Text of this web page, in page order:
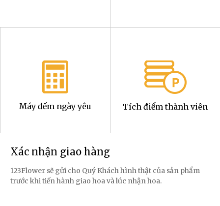
Máy đếm ngày yêu Tích điểm thành viên
Xác nhận giao hàng
123Flower sẽ gửi cho Quý Khách hình thật của sản phẩm
trước khi tiến hành giao hoa và lúc nhận hoa.